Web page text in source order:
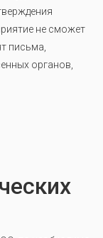
не сможет
письма,
органов,